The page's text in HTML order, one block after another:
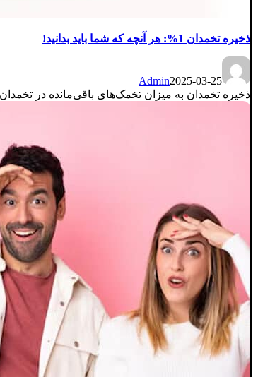
ذخیره تخمدان 1%: هر آنچه که شما باید بدانید!
Admin2025-03-25
ذخیره تخمدان به میزان تخمک‌های باقی‌مانده در